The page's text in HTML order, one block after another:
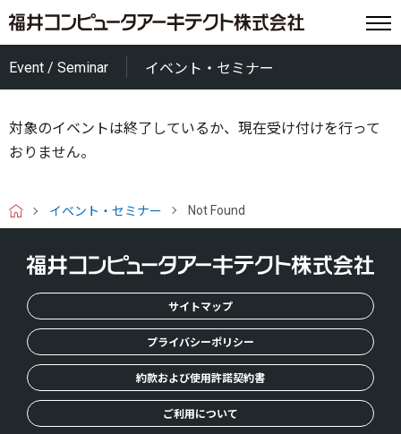
Event / Seminar イベント・セミナー
対象のイベントは終了しているか、現在受け付けを行って
おりません。
H
イベント・セミナー Not Found
サイトマップ
プライバシーポリシー
約款および使用許諾契約書
ご利用について